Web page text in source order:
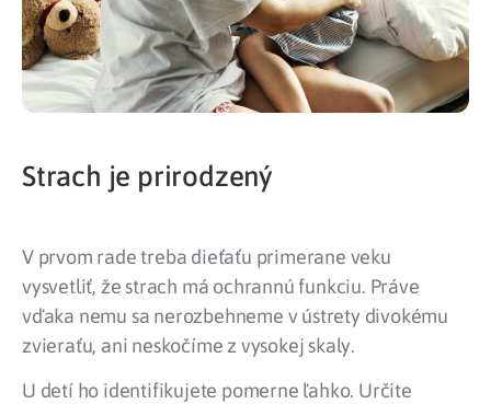
Strach je prirodzený
V prvom rade treba dieťaťu primerane veku
vysvetliť, že strach má ochrannú funkciu. Práve
vďaka nemu sa nerozbehneme v ústrety divokému
zvieraťu, ani neskočíme z vysokej skaly.
U detí ho identifikujete pomerne ľahko. Určite